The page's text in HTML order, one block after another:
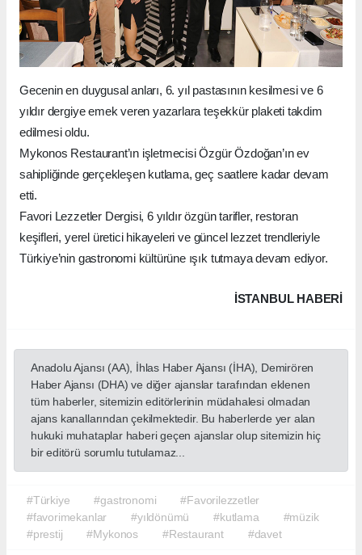
Gecenin en duygusal anları, 6. yıl pastasının kesilmesi ve 6
yıldır dergiye emek veren yazarlara teşekkür plaketi takdim
edilmesi oldu.
Mykonos Restaurant’ın işletmecisi Özgür Özdoğan’ın ev
sahipliğinde gerçekleşen kutlama, geç saatlere kadar devam
etti.
Favori Lezzetler Dergisi, 6 yıldır özgün tarifler, restoran
keşifleri, yerel üretici hikayeleri ve güncel lezzet trendleriyle
Türkiye’nin gastronomi kültürüne ışık tutmaya devam ediyor.
İSTANBUL HABERİ
Anadolu Ajansı (AA), İhlas Haber Ajansı (İHA), Demirören
Haber Ajansı (DHA) ve diğer ajanslar tarafından eklenen
tüm haberler, sitemizin editörlerinin müdahalesi olmadan
ajans kanallarından çekilmektedir. Bu haberlerde yer alan
hukuki muhataplar haberi geçen ajanslar olup sitemizin hiç
bir editörü sorumlu tutulamaz...
#Türkiye #gastronomi
#Favorilezzetler
#favorimekanlar
#yıldönümü #kutlama
#müzik
#prestij
#Mykonos #Restaurant #davet